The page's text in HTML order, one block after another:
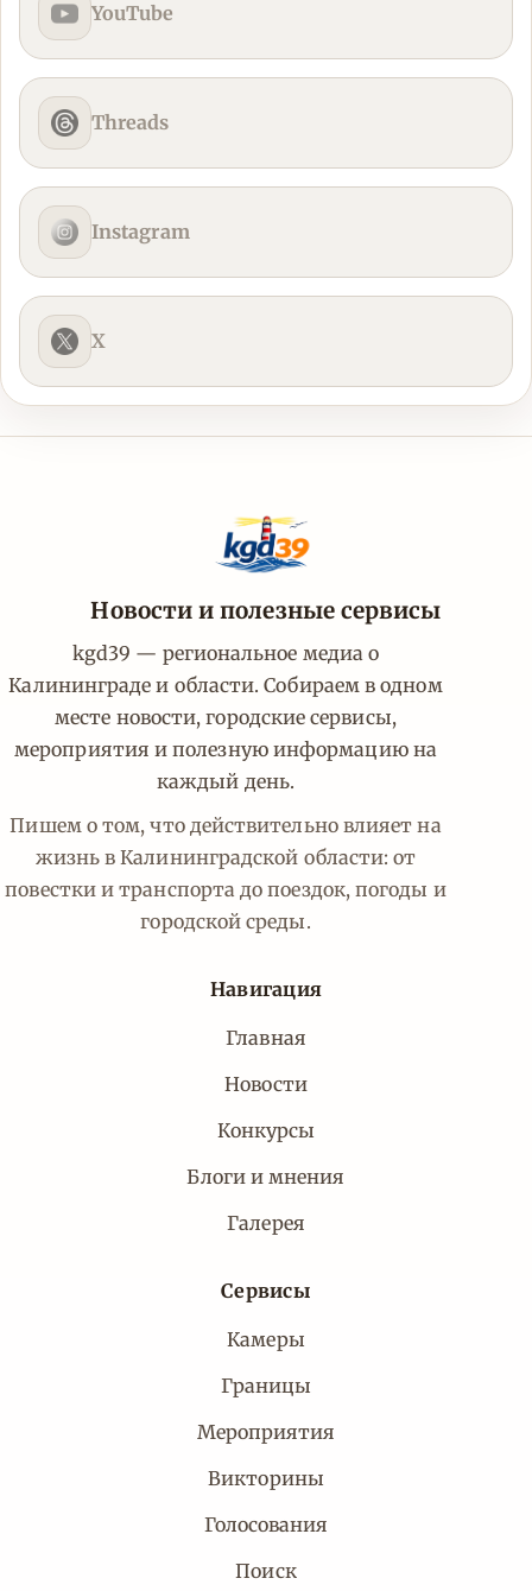
YouTube
Threads
Instagram
X
Новости и полезные сервисы
kgd39 — региональное медиа о
Калининграде и области. Собираем в одном
месте новости, городские сервисы,
мероприятия и полезную информацию на
каждый день.
Пишем о том, что действительно влияет на
жизнь в Калининградской области: от
повестки и транспорта до поездок, погоды и
городской среды.
Навигация
Главная
Новости
Конкурсы
Блоги и мнения
Галерея
Сервисы
Камеры
Границы
Мероприятия
Викторины
Голосования
Поиск